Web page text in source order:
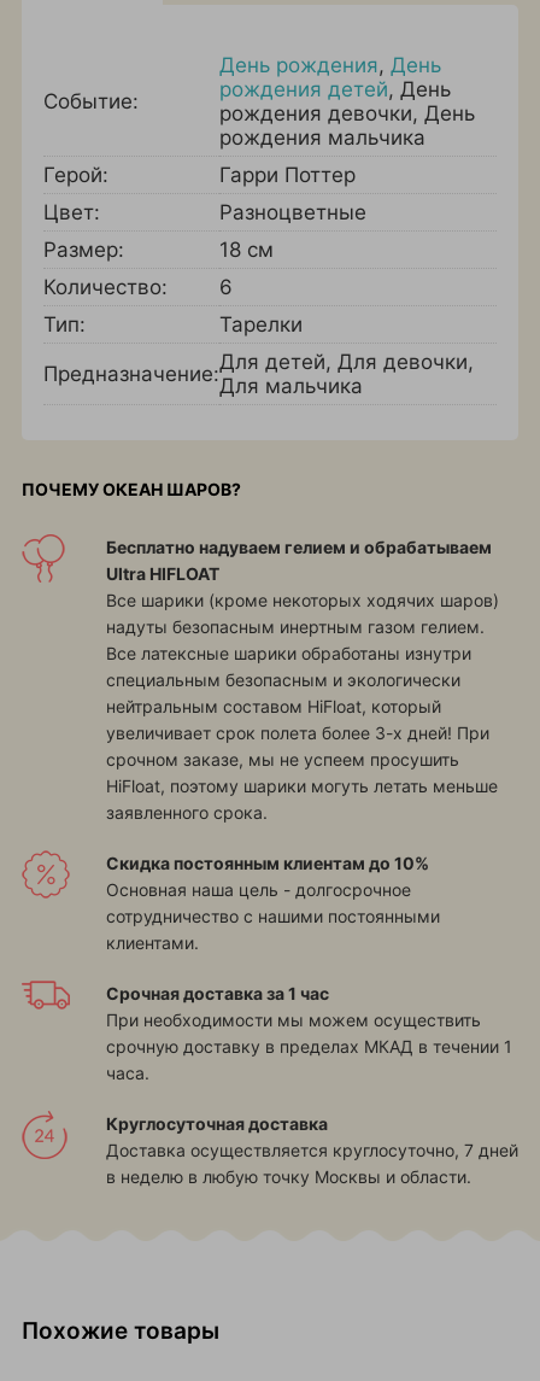
Событие:
День рождения, День
рождения детей, День
рождения девочки, День
рождения мальчика
Герой:
Гарри Поттер
Цвет:
Разноцветные
Размер:
18 см
Количество:
6
Тип:
Тарелки
Предназначение:Для детей, Для девочки,
Для мальчика
ПОЧЕМУ ОКЕАН ШАРОВ?
Бесплатно надуваем гелием и обрабатываем
Ultra HIFLOAT
Все шарики (кроме некоторых ходячих шаров)
надуты безопасным инертным газом гелием.
Все латексные шарики обработаны изнутри
специальным безопасным и экологически
нейтральным составом HiFloat, который
увеличивает срок полета более 3-х дней! При
срочном заказе, мы не успеем просушить
HiFloat, поэтому шарики могуть летать меньше
заявленного срока.
Скидка постоянным клиентам до 10%
Основная наша цель - долгосрочное
сотрудничество с нашими постоянными
клиентами.
Срочная доставка за 1 час
При необходимости мы можем осуществить
срочную доставку в пределах МКАД в течении 1
часа.
Круглосуточная доставка
Доставка осуществляется круглосуточно, 7 дней
в неделю в любую точку Москвы и области.
Похожие товары